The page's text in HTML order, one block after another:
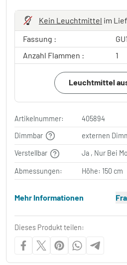
Kein Leuchtmittel im
Fassung :
Anzahl Flammen :
1
Leuchtmittel
Artikelnummer:
405894
Dimmbar
externen
Verstellbar Ja , Nur Bei
Abmessungen: Höhe: 150 cm
Mehr Informationen
Dieses Produkt teilen: